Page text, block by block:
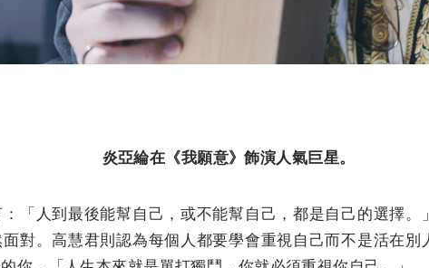
炎亞綸在《我願意》飾演人氣巨星。
「人到最後能幫自己，或不能幫自己，都是自己的選擇
對。高慧君則認為每個人都要學會重視自己而不是活在別